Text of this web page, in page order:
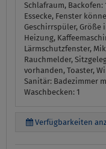
Schlafraum,
Essecke, Fenster
Geschirrspüler, Größe
Heizung,
Lärmschutzfenster,
Rauchmelder,
vorhanden, Toaster,
Sanitär: Badezimmer
Waschbecken: 1
Verfügbarkeiten